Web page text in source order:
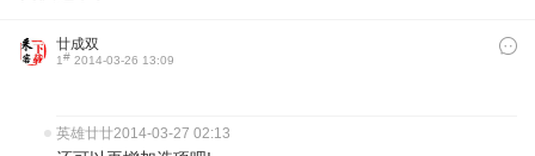
廿成双
1# 2014-03-26 13:09
英雄廿廿2014-03-27 02:13